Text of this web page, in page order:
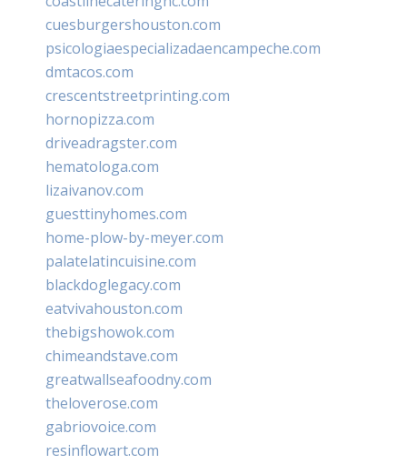
cuesburgershouston.com
psicologiaespecializadaencampeche.com
dmtacos.com
crescentstreetprinting.com
hornopizza.com
driveadragster.com
hematologa.com
lizaivanov.com
guesttinyhomes.com
home-plow-by-meyer.com
palatelatincuisine.com
blackdoglegacy.com
eatvivahouston.com
thebigshowok.com
chimeandstave.com
greatwallseafoodny.com
theloverose.com
gabriovoice.com
resinflowart.com